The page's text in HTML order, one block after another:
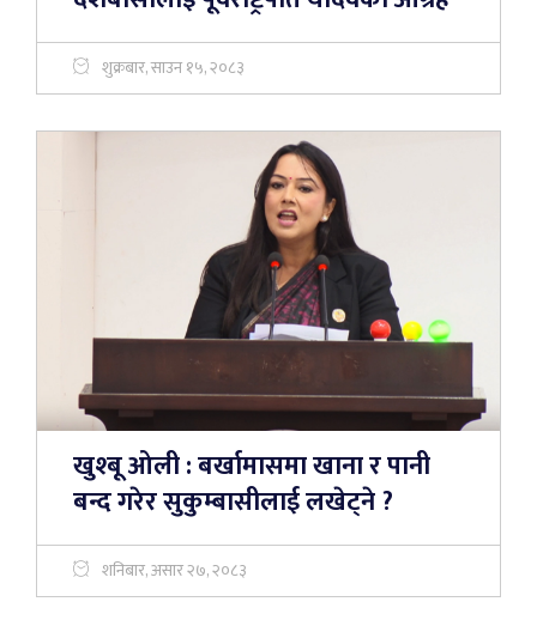
शुक्रबार, साउन १५, २०८३
खुश्बू ओली : बर्खामासमा खाना र पानी
बन्द गरेर सुकुम्बासीलाई लखेट्ने ?
शनिबार, असार २७, २०८३